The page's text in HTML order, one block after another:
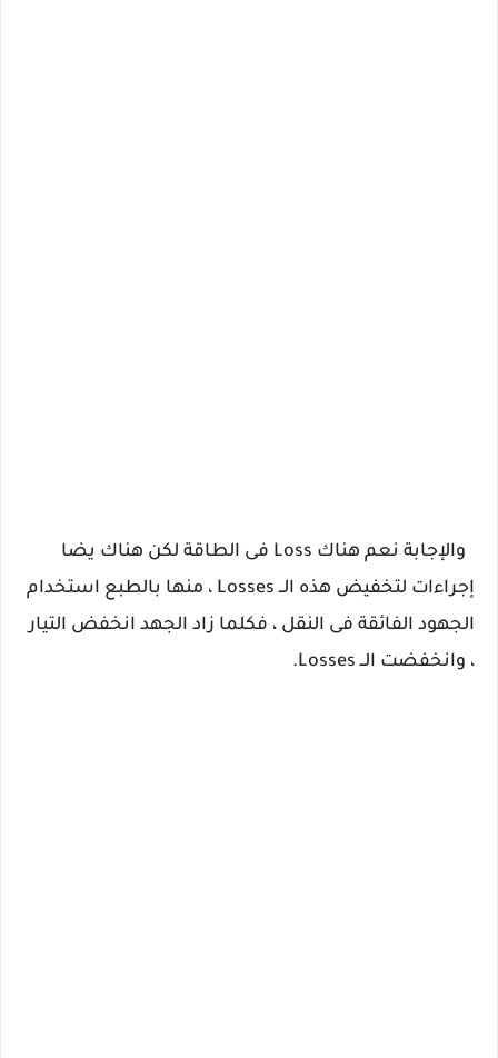
والإجابة نعم هناك Loss فى الطاقة لكن هناك يضا
إجراءات لتخفيض هذه الــ Losses ، منها بالطبع استخدام
الجهود الفائقة فى النقل ، فكلما زاد الجهد انخفض التيار
، وانخفضت الــ Losses.